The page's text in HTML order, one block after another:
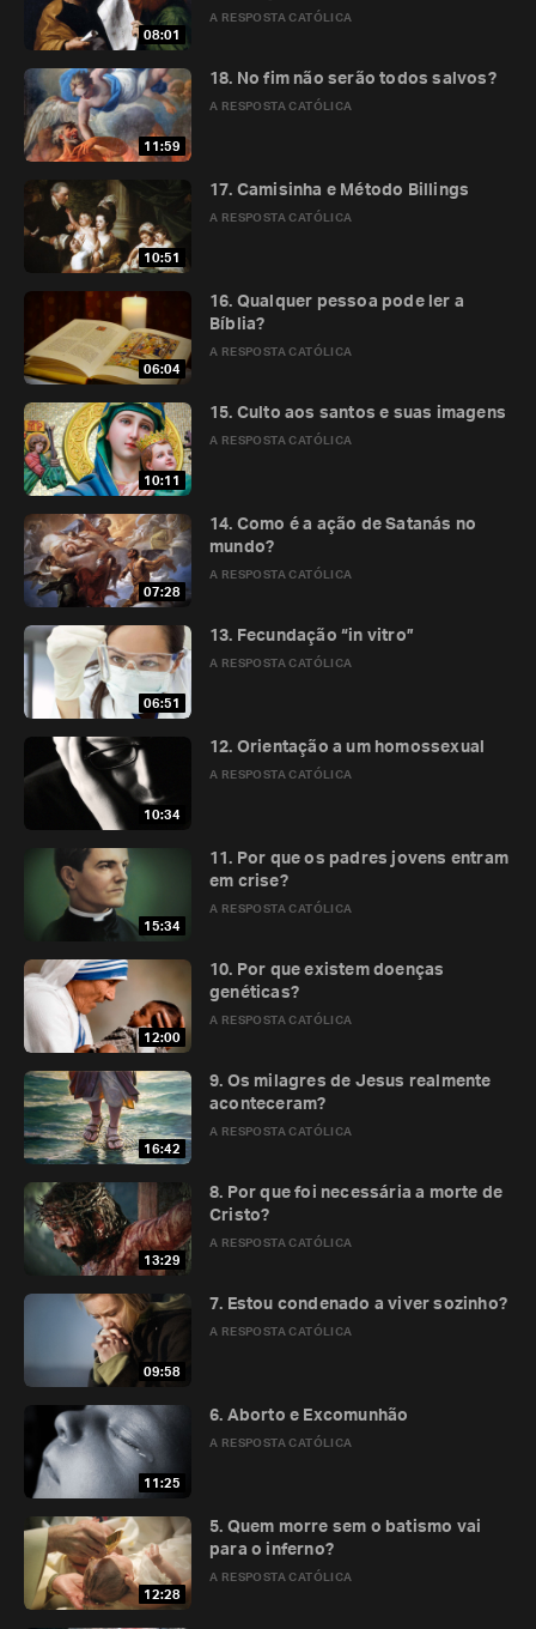
08:01
A RESPOSTA CATÓLICA
11:59
A RESPOSTA CATÓLICA
18. No fim não serão todos salvos?
10:51
A RESPOSTA CATÓLICA
17. Camisinha e Método Billings
06:04
A RESPOSTA CATÓLICA
16. Qualquer pessoa pode ler a
Bíblia?
10:11
A RESPOSTA CATÓLICA
15. Culto aos santos e suas imagens
07:28
A RESPOSTA CATÓLICA
14. Como é a ação de Satanás no
mundo?
06:51
A RESPOSTA CATÓLICA
13. Fecundação “in vitro”
10:34
A RESPOSTA CATÓLICA
12. Orientação a um homossexual
15:34
A RESPOSTA CATÓLICA
11. Por que os padres jovens entram
em crise?
12:00
A RESPOSTA CATÓLICA
10. Por que existem doenças
genéticas?
16:42
A RESPOSTA CATÓLICA
9. Os milagres de Jesus realmente
aconteceram?
13:29
A RESPOSTA CATÓLICA
8. Por que foi necessária a morte de
Cristo?
09:58
A RESPOSTA CATÓLICA
7. Estou condenado a viver sozinho?
11:25
A RESPOSTA CATÓLICA
6. Aborto e Excomunhão
12:28
A RESPOSTA CATÓLICA
5. Quem morre sem o batismo vai
para o inferno?